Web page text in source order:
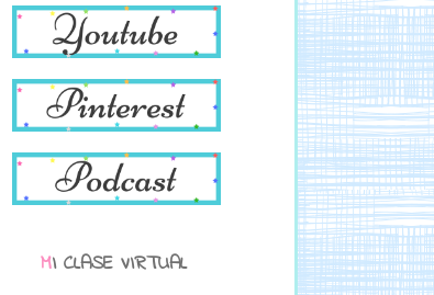
MI CLASE VIRTUAL